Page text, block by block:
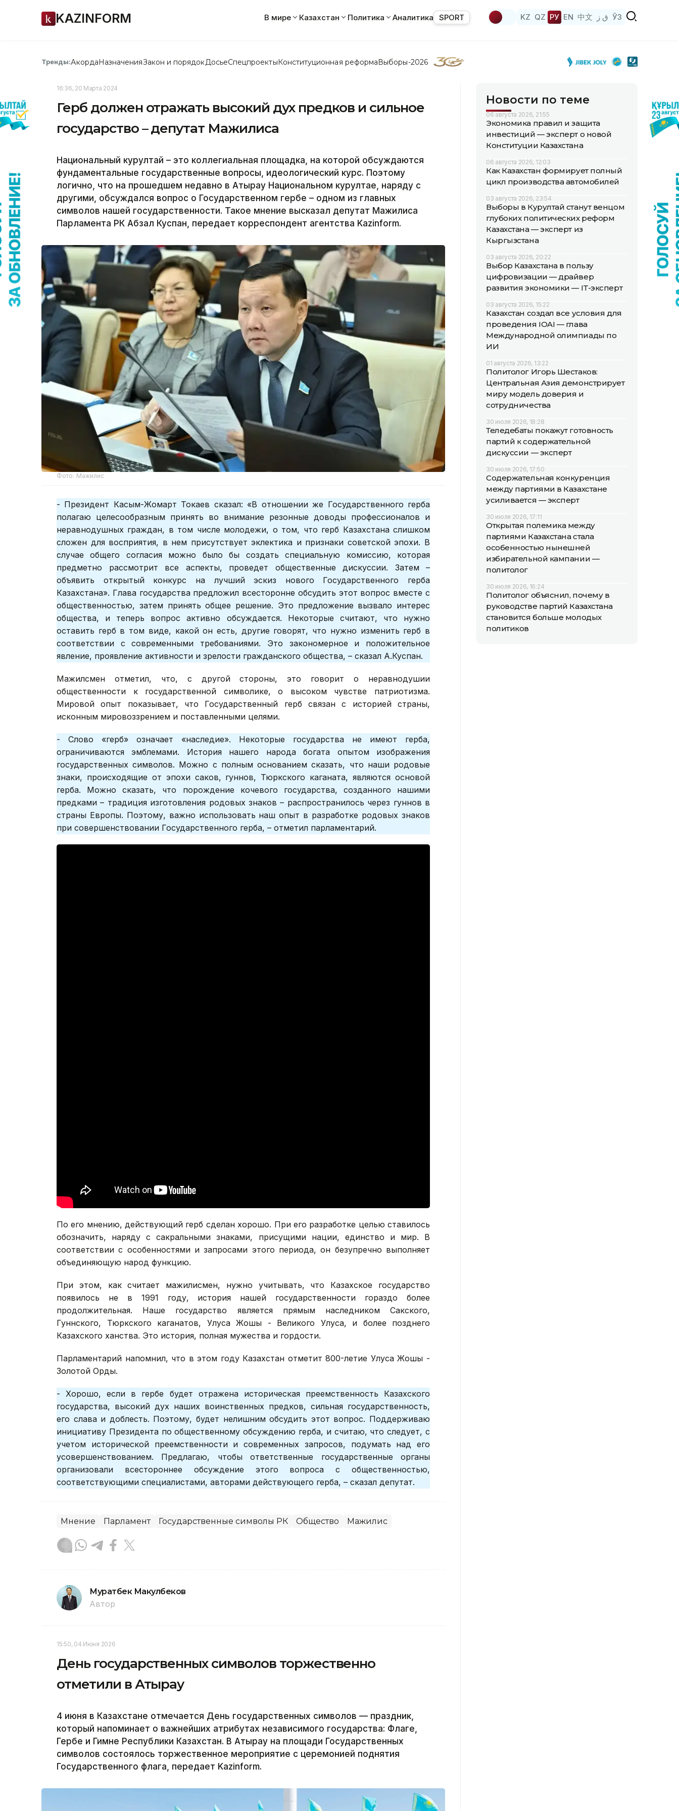
KAZINFORM В мире Казахстан Политика Аналитика SPORT KZ QZ РУ EN 中文 ق ز ЎЗ
Тренды:АкордаНазначенияЗакон и порядок ДосьеСпецпроектыКонституционная реформаВыборы-2026
16:36, 20 Марта 2024
Герб должен отражать высокий дух предков и сильное
государство – депутат Мажилиса
Национальный курултай – это коллегиальная площадка, на которой обсуждаются
фундаментальные государственные вопросы, идеологический курс. Поэтому
логично, что на прошедшем недавно в Атырау Национальном курултае, наряду с
другими, обсуждался вопрос о Государственном гербе – одном из главных
символов нашей государственности. Такое мнение высказал депутат Мажилиса
Парламента РК Абзал Куспан, передает корреспондент агентства Kazinform.
Фото: Мажилис
- Президент Касым-Жомарт Токаев сказал: «В отношении же Государственного герба
полагаю целесообразным принять во внимание резонные доводы профессионалов и
неравнодушных граждан, в том числе молодежи, о том, что герб Казахстана слишком
сложен для восприятия, в нем присутствует эклектика и признаки советской эпохи. В
случае общего согласия можно было бы создать специальную комиссию, которая
предметно рассмотрит все аспекты, проведет общественные дискуссии. Затем –
объявить открытый конкурс на лучший эскиз нового Государственного герба
Казахстана». Глава государства предложил всесторонне обсудить этот вопрос вместе с
общественностью, затем принять общее решение. Это предложение вызвало интерес
общества, и теперь вопрос активно обсуждается. Некоторые считают, что нужно
оставить герб в том виде, какой он есть, другие говорят, что нужно изменить герб в
соответствии с современными требованиями. Это закономерное и положительное
явление, проявление активности и зрелости гражданского общества, – сказал А.Куспан.
Мажилсмен отметил, что, с другой стороны, это говорит о неравнодушии
общественности к государственной символике, о высоком чувстве патриотизма.
Мировой опыт показывает, что Государственный герб связан с историей страны,
исконным мировоззрением и поставленными целями.
- Слово «герб» означает «наследие». Некоторые государства не имеют герба,
ограничиваются эмблемами. История нашего народа богата опытом изображения
государственных символов. Можно с полным основанием сказать, что наши родовые
знаки, происходящие от эпохи саков, гуннов, Тюркского каганата, являются основой
герба. Можно сказать, что порождение кочевого государства, созданного нашими
предками – традиция изготовления родовых знаков – распространилось через гуннов в
страны Европы. Поэтому, важно использовать наш опыт в разработке родовых знаков
при совершенствовании Государственного герба, – отметил парламентарий.
По его мнению, действующий герб сделан хорошо. При его разработке целью ставилось
обозначить, наряду с сакральными знаками, присущими нации, единство и мир. В
соответствии с особенностями и запросами этого периода, он безупречно выполняет
объединяющую народ функцию.
При этом, как считает мажилисмен, нужно учитывать, что Казахское государство
появилось не в 1991 году, история нашей государственности гораздо более
продолжительная. Наше государство является прямым наследником Сакского,
Гуннского, Тюркского каганатов, Улуса Жошы - Великого Улуса, и более позднего
Казахского ханства. Это история, полная мужества и гордости.
Парламентарий напомнил, что в этом году Казахстан отметит 800-летие Улуса Жошы -
Золотой Орды.
- Хорошо, если в гербе будет отражена историческая преемственность Казахского
государства, высокий дух наших воинственных предков, сильная государственность,
его слава и доблесть. Поэтому, будет нелишним обсудить этот вопрос. Поддерживаю
инициативу Президента по общественному обсуждению герба, и считаю, что следует, с
учетом исторической преемственности и современных запросов, подумать над его
усовершенствованием. Предлагаю, чтобы ответственные государственные органы
организовали всестороннее обсуждение этого вопроса с общественностью,
соответствующими специалистами, авторами действующего герба, – сказал депутат.
Мнение Парламент Государственные символы РК Общество Мажилис
Муратбек Макулбеков
Автор
15:50, 04 Июня 2026
День государственных символов торжественно
отметили в Атырау
4 июня в Казахстане отмечается День государственных символов — праздник,
который напоминает о важнейших атрибутах независимого государства: Флаге,
Гербе и Гимне Республики Казахстан. В Атырау на площади Государственных
символов состоялось торжественное мероприятие с церемонией поднятия
Государственного флага, передает Kazinform.
Новости по теме
06 августа 2026, 21:55
Экономика правил и защита
инвестиций — эксперт о новой
Конституции Казахстана
06 августа 2026, 12:03
Как Казахстан формирует полный
цикл производства автомобилей
03 августа 2026, 23:54
Выборы в Курултай станут венцом
глубоких политических реформ
Казахстана — эксперт из
Кыргызстана
03 августа 2026, 20:22
Выбор Казахстана в пользу
цифровизации — драйвер
развития экономики — IT-эксперт
03 августа 2026, 15:22
Казахстан создал все условия для
проведения IOAI — глава
Международной олимпиады по
ИИ
01 августа 2026, 13:22
Политолог Игорь Шестаков:
Центральная Азия демонстрирует
миру модель доверия и
сотрудничества
30 июля 2026, 18:28
Теледебаты покажут готовность
партий к содержательной
дискуссии — эксперт
30 июля 2026, 17:50
Содержательная конкуренция
между партиями в Казахстане
усиливается — эксперт
30 июля 2026, 17:11
Открытая полемика между
партиями Казахстана стала
особенностью нынешней
избирательной кампании —
политолог
30 июля 2026, 16:24
Политолог объяснил, почему в
руководстве партий Казахстана
становится больше молодых
политиков